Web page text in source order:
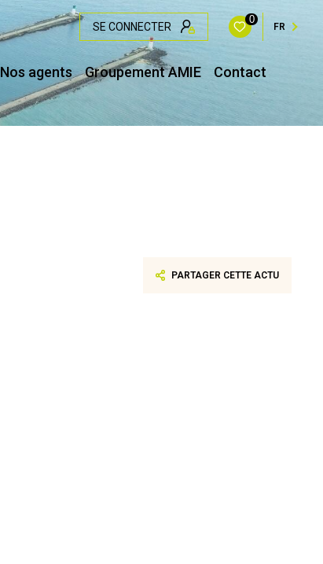
SE CONNECTER
0
FR
Nos agents Groupement AMIE Contact
PARTAGER CETTE ACTU